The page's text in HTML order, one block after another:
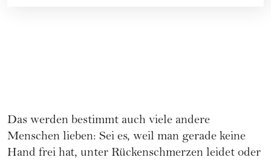
Das werden bestimmt auch viele andere
Menschen lieben: Sei es, weil man gerade keine
Hand frei hat, unter Rückenschmerzen leidet oder